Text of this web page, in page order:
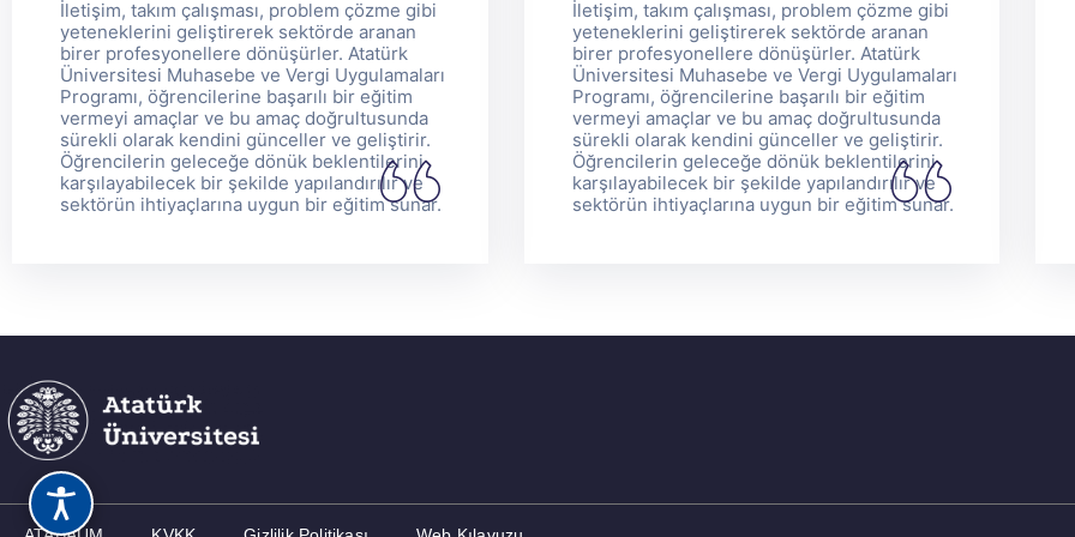
İletişim, takım çalışması, problem çözme gibi
yeteneklerini geliştirerek sektörde aranan
birer profesyonellere dönüşürler. Atatürk
Üniversitesi Muhasebe ve Vergi Uygulamaları
Programı, öğrencilerine başarılı bir eğitim
vermeyi amaçlar ve bu amaç doğrultusunda
sürekli olarak kendini günceller ve geliştirir.
Öğrencilerin geleceğe dönük beklentilerini
karşılayabilecek bir şekilde yapılandırılır ve
sektörün ihtiyaçlarına uygun bir eğitim sunar.
İletişim, takım çalışması, problem çözme gibi
yeteneklerini geliştirerek sektörde aranan
birer profesyonellere dönüşürler. Atatürk
Üniversitesi Muhasebe ve Vergi Uygulamaları
Programı, öğrencilerine başarılı bir eğitim
vermeyi amaçlar ve bu amaç doğrultusunda
sürekli olarak kendini günceller ve geliştirir.
Öğrencilerin geleceğe dönük beklentilerini
karşılayabilecek bir şekilde yapılandırılır ve
sektörün ihtiyaçlarına uygun bir eğitim sunar.